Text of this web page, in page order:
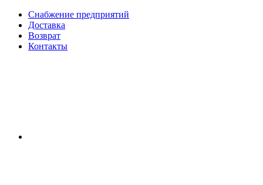
Снабжение предприятий
Доставка
Возврат
Контакты